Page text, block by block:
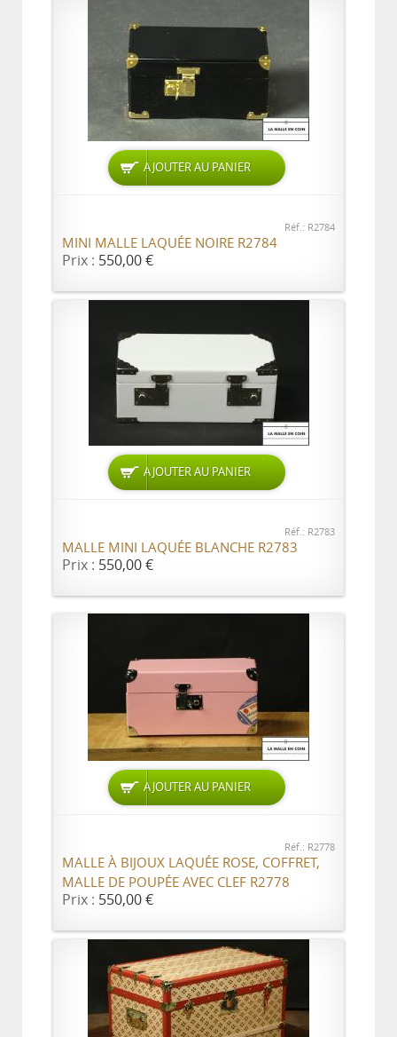
AJOUTER AU PANIER
Réf.: R2784
MINI MALLE LAQUÉE NOIRE R2784
Prix : 550,00 €
AJOUTER AU PANIER
Réf.: R2783
MALLE MINI LAQUÉE BLANCHE R2783
Prix : 550,00 €
AJOUTER AU PANIER
Réf.: R2778
MALLE À BIJOUX LAQUÉE ROSE, COFFRET,
MALLE DE POUPÉE AVEC CLEF R2778
Prix : 550,00 €